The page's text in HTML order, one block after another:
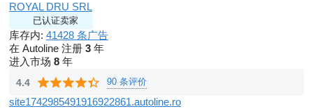
ROYAL DRU SRL
已认证卖家
库存内: 41428 条广告
在 Autoline 注册 3 年
进入市场 8 年
4.4 90 条评价
site1742985491916922861.autoline.ro